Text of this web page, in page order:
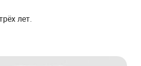
лет.